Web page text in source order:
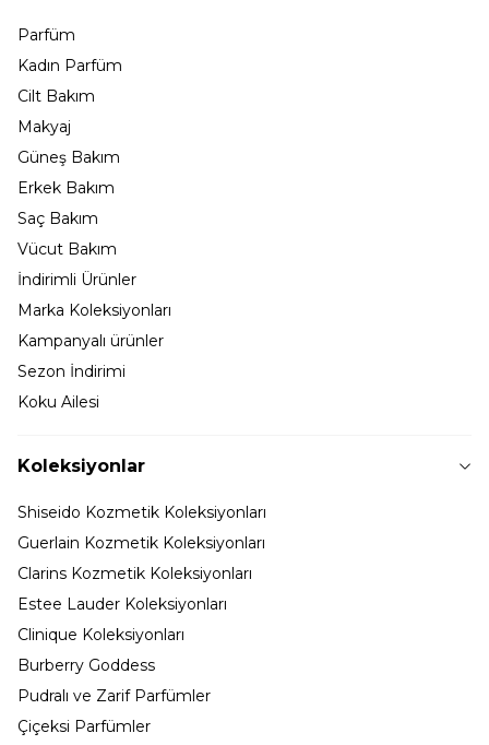
Parfüm
Kadın Parfüm
Cilt Bakım
Makyaj
Güneş Bakım
Erkek Bakım
Saç Bakım
Vücut Bakım
İndirimli Ürünler
Marka Koleksiyonları
Kampanyalı ürünler
Sezon İndirimi
Koku Ailesi
Koleksiyonlar
Shiseido Kozmetik Koleksiyonları
Guerlain Kozmetik Koleksiyonları
Clarins Kozmetik Koleksiyonları
Estee Lauder Koleksiyonları
Clinique Koleksiyonları
Burberry Goddess
Pudralı ve Zarif Parfümler
Çiçeksi Parfümler